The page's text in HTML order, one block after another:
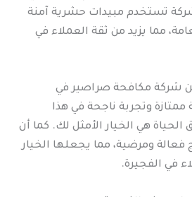
تستخدم مبيدات حشرية آمنة
مما يزيد من ثقة العملاء في
شركة مكافحة صراصير في
وتجربة ناجحة في هذا
الحياة هي الخيار الأمثل لك. كما أن
فعالة ومرضية، مما يجعلها الخيار
في الفجيرة.